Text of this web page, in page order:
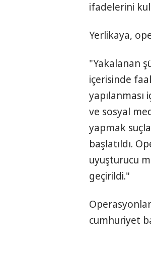
ifadelerini
Yerlikaya,
"Yakalanan
içerisinde
ve sosyal
yapmak
başlatıldı.
uyuşturucu
geçirildi."
cumhuriyet